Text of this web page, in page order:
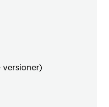
versioner)